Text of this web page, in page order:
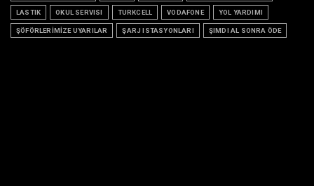
LASTIK OKUL SERVISI TURKCELL VODAFONE YOL YARDIMI
ŞÖFÖRLERİMİZE UYARILAR ŞARJ ISTASYONLARI ŞIMDI AL SONRA ÖDE